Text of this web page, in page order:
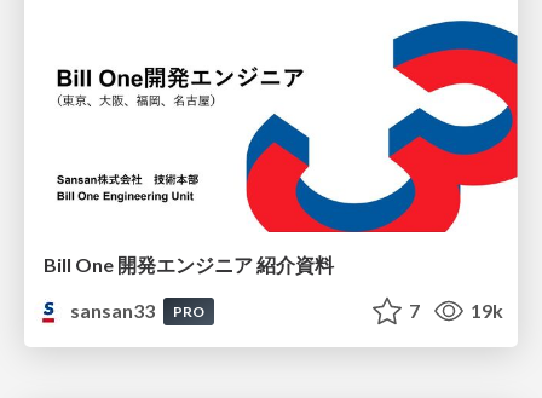
Bill One 開発エンジニア 紹介資料
sansan33
PRO 7 19k